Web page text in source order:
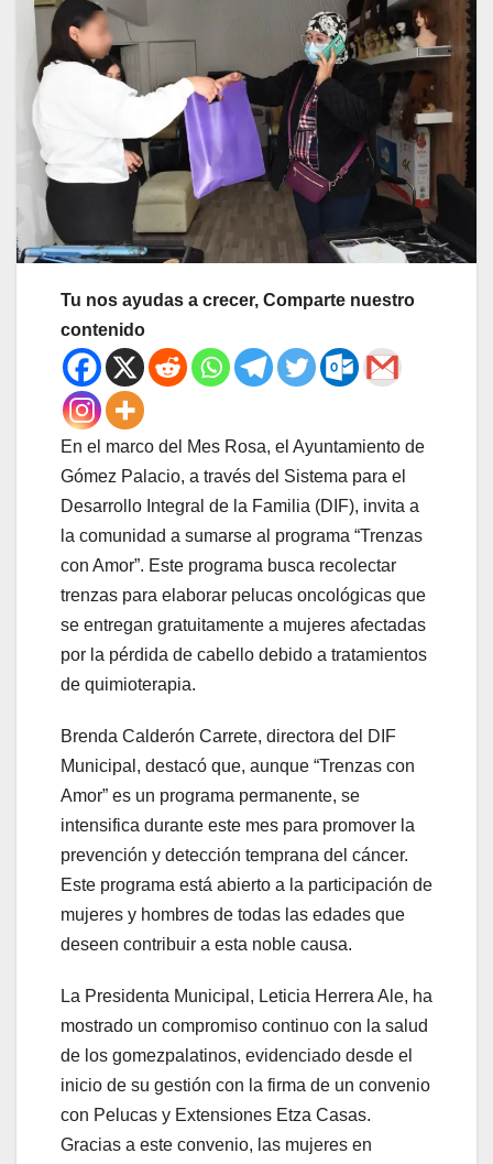
Tu nos ayudas a crecer, Comparte nuestro
contenido
En el marco del Mes Rosa, el Ayuntamiento de
Gómez Palacio, a través del Sistema para el
Desarrollo Integral de la Familia (DIF), invita a
la comunidad a sumarse al programa “Trenzas
con Amor”. Este programa busca recolectar
trenzas para elaborar pelucas oncológicas que
se entregan gratuitamente a mujeres afectadas
por la pérdida de cabello debido a tratamientos
de quimioterapia.
Brenda Calderón Carrete, directora del DIF
Municipal, destacó que, aunque “Trenzas con
Amor” es un programa permanente, se
intensifica durante este mes para promover la
prevención y detección temprana del cáncer.
Este programa está abierto a la participación de
mujeres y hombres de todas las edades que
deseen contribuir a esta noble causa.
La Presidenta Municipal, Leticia Herrera Ale, ha
mostrado un compromiso continuo con la salud
de los gomezpalatinos, evidenciado desde el
inicio de su gestión con la firma de un convenio
con Pelucas y Extensiones Etza Casas.
Gracias a este convenio, las mujeres en